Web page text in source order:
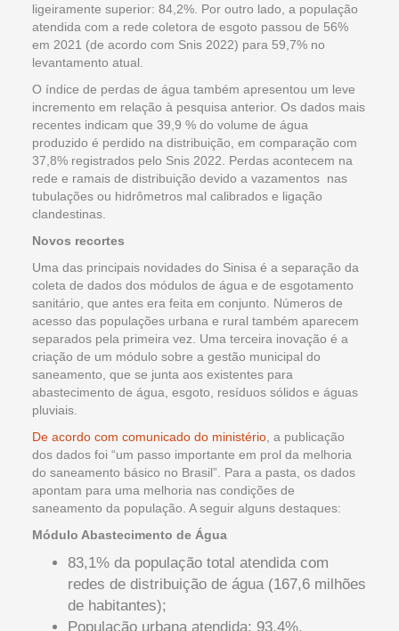
ligeiramente superior: 84,2%. Por outro lado, a população
atendida com a rede coletora de esgoto passou de 56%
em 2021 (de acordo com Snis 2022) para 59,7% no
levantamento atual.
O índice de perdas de água também apresentou um leve
incremento em relação à pesquisa anterior. Os dados mais
recentes indicam que 39,9 % do volume de água
produzido é perdido na distribuição, em comparação com
37,8% registrados pelo Snis 2022. Perdas acontecem na
rede e ramais de distribuição devido a vazamentos nas
tubulações ou hidrômetros mal calibrados e ligação
clandestinas.
Novos recortes
Uma das principais novidades do Sinisa é a separação da
coleta de dados dos módulos de água e de esgotamento
sanitário, que antes era feita em conjunto. Números de
acesso das populações urbana e rural também aparecem
separados pela primeira vez. Uma terceira inovação é a
criação de um módulo sobre a gestão municipal do
saneamento, que se junta aos existentes para
abastecimento de água, esgoto, resíduos sólidos e águas
pluviais.
De acordo com comunicado do ministério , a publicação
dos dados foi “um passo importante em prol da melhoria
do saneamento básico no Brasil”. Para a pasta, os dados
apontam para uma melhoria nas condições de
saneamento da população. A seguir alguns destaques:
Módulo Abastecimento de Água
83,1% da população total atendida com
redes de distribuição de água (167,6 milhões
de habitantes);
População urbana atendida: 93,4%.